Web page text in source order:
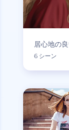
居心地の
6 シーン